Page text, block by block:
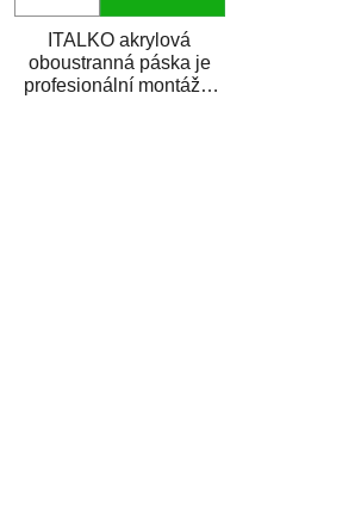
ITALKO akrylová
oboustranná páska je
profesionální montážní